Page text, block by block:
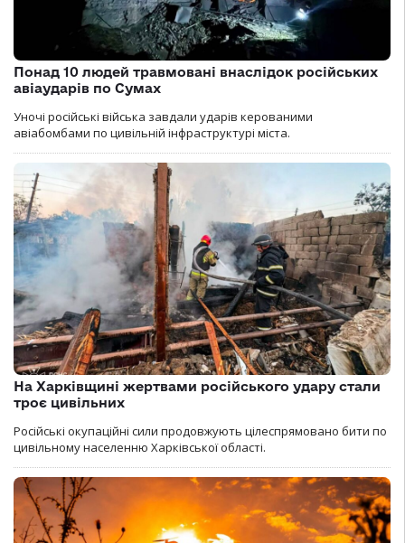
Понад 10 людей травмовані внаслідок російських
авіаударів по Сумах
Уночі російські війська завдали ударів керованими
авіабомбами по цивільній інфраструктурі міста.
На Харківщині жертвами російського удару стали
троє цивільних
Російські окупаційні сили продовжують цілеспрямовано бити по
цивільному населенню Харківської області.